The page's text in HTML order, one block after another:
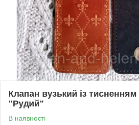
Клапан вузький із тисненням
"Рудий"
В наявності